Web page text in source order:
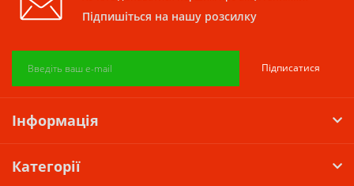
Підпишіться на нашу розсилку
Підписатися
Інформація
Категорії